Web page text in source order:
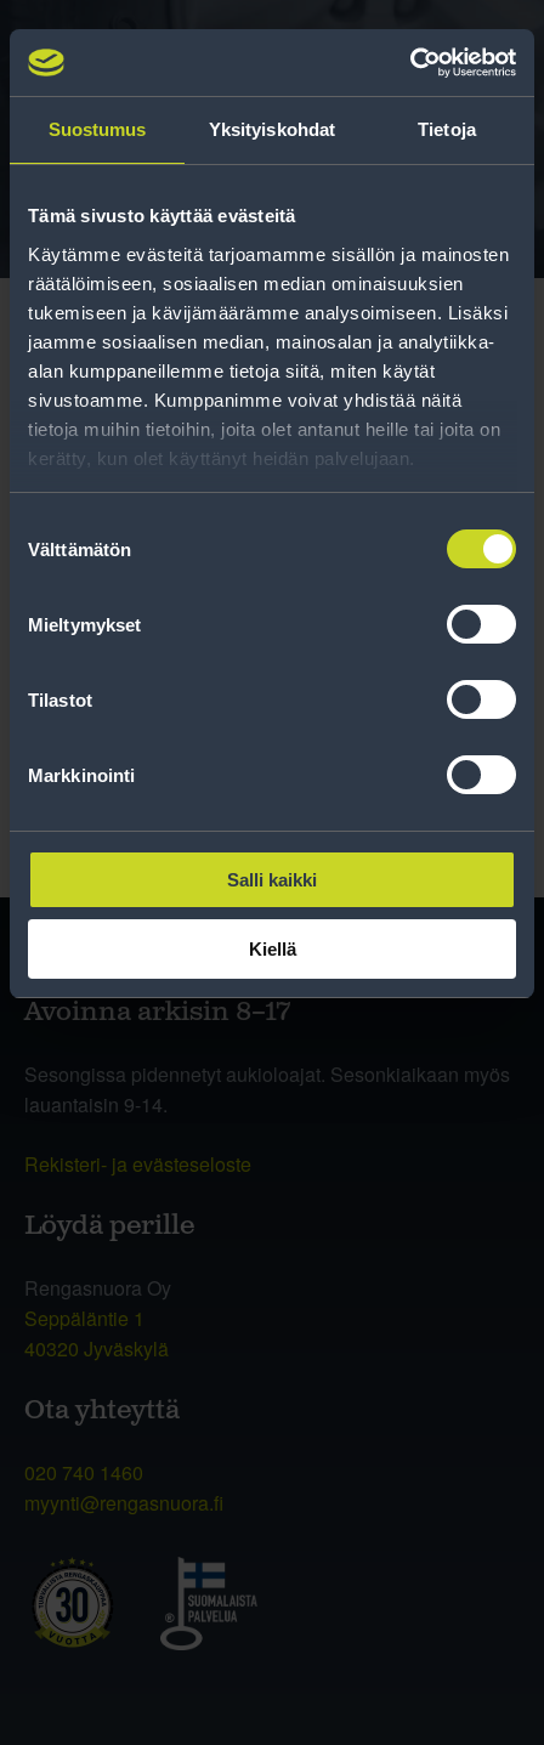
Suostumus Yksityiskohdat Tietoja
Tämä sivusto käyttää evästeitä
Käytämme evästeitä tarjoamamme sisällön ja mainosten
räätälöimiseen, sosiaalisen median ominaisuuksien
tukemiseen ja kävijämäärämme analysoimiseen. Lisäksi
jaamme sosiaalisen median, mainosalan ja analytiikka-
alan kumppaneillemme tietoja siitä, miten käytät
sivustoamme. Kumppanimme voivat yhdistää näitä
tietoja muihin tietoihin, joita olet antanut heille tai joita on
kerätty, kun olet käyttänyt heidän palvelujaan.
valinta
Välttämätön
Mieltymykset
Tilastot
Markkinointi
Salli kaikki
Kiellä
Rengasinfo
Tavallisen ihmisen tietoa merkinnöistä, renkaista ja
niiden huoltamisesta.
Tilaa uutiskirje
Uutiskirjeessä saat autonomistajan
kausimuistutukset sekä parhaat
Avoinna arkisin 8–17
Sesongissa pidennetyt aukioloajat. Sesonkiaikaan myös
lauantaisin 9-14.
Rekisteri- ja evästeseloste
Löydä perille
Rengasnuora Oy
Seppäläntie 1
40320 Jyväskylä
Ota yhteyttä
020 740 1460
myynti@rengasnuora.fi